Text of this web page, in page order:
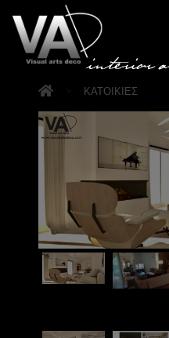
ΚΑΤΟΙΚΙΕΣ